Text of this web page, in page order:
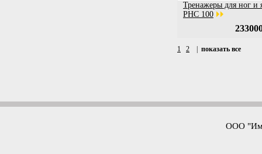
Тренажеры для ног и
PHC 100
1 2 показать все
ООО